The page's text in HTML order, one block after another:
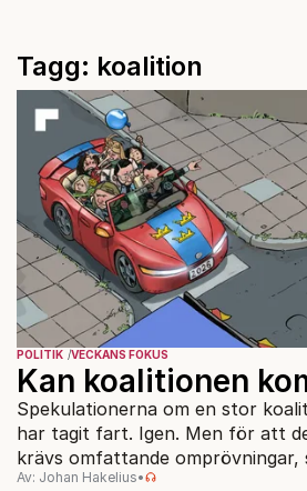
Tagg: koalition
POLITIK VECKANS FOKUS
Kan koalitionen
Spekulationerna om en stor
har tagit fart. Igen. Men för att
krävs omfattande omprövningar,
Moderaterna.
Av: Johan Hakelius•